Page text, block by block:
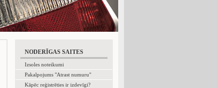
NODERĪGAS SAITES
Izsoles noteikumi
Pakalpojums "Atrast numuru"
Kāpēc reģistrēties ir izdevīgi?